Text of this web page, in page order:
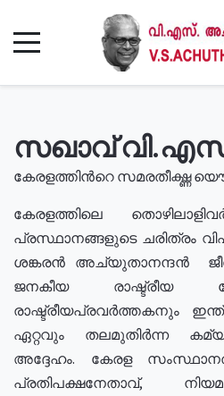
സഖാവ്
കേരളത്തിൻറെ സമരതീക്ഷ്ണ
കേരളത്തിലെ
പ്രസ്ഥാനങ്ങളുടെ ചരിത്രം
ശങ്കരൻ അച്യുതാനന്ദൻ
ജനകീയ രാഷ്ട്രീയ
രാഷ്ട്രീയപ്രവർത്തകനും
ഏറ്റവും തലമുതിർന്ന
അദ്ദേഹം. കേരള
പ്രതിപക്ഷനേതാവ്,